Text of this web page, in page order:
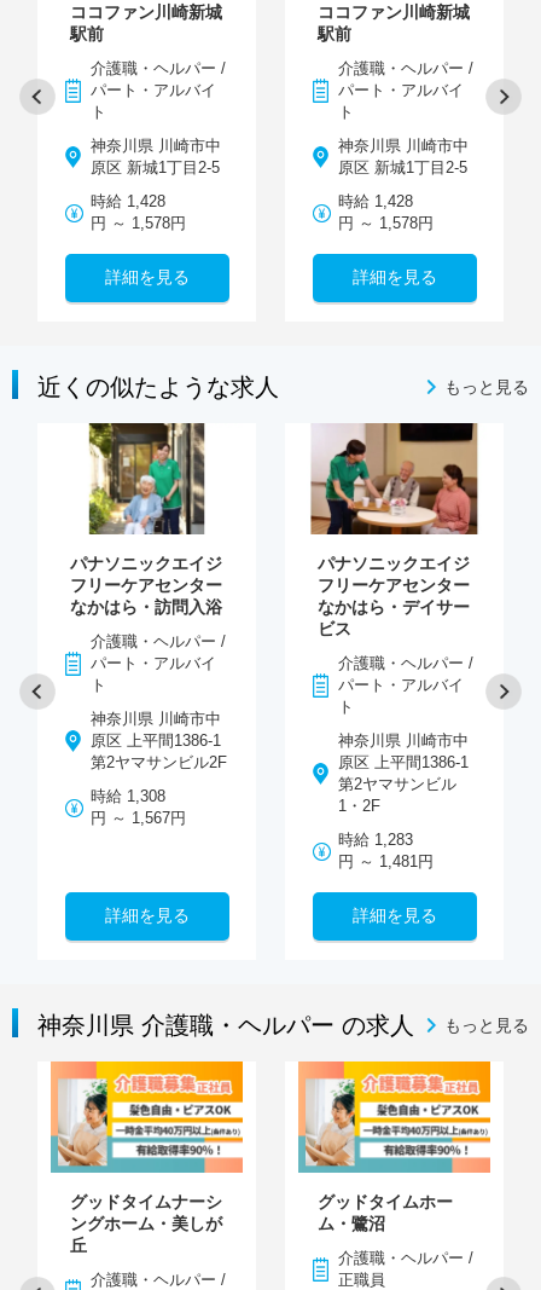
ココファン川崎新城
駅前
介護職・ヘルパー /
パート・アルバイ
ト
神奈川県 川崎市中
原区 新城1丁目2-5
時給 1,428
円 ～ 1,578円
詳細を見る
ココファン川崎新城
駅前
介護職・ヘルパー /
パート・アルバイ
ト
神奈川県 川崎市中
原区 新城1丁目2-5
時給 1,428
円 ～ 1,578円
詳細を見る
近くの似たような求人 もっと見る
パナソニックエイジ
フリーケアセンター
なかはら・訪問入浴
介護職・ヘルパー /
パート・アルバイ
ト
神奈川県 川崎市中
原区 上平間1386-1
第2ヤマサンビル2F
時給 1,308
円 ～ 1,567円
詳細を見る
パナソニックエイジ
フリーケアセンター
なかはら・デイサー
ビス
介護職・ヘルパー /
パート・アルバイ
ト
神奈川県 川崎市中
原区 上平間1386-1
第2ヤマサンビル
1・2F
時給 1,283
円 ～ 1,481円
詳細を見る
神奈川県 介護職・ヘルパー の求人 もっと見る
グッドタイムナーシ
ングホーム・美しが
丘
介護職・ヘルパー /
グッドタイムホー
ム・鷺沼
介護職・ヘルパー /
正職員